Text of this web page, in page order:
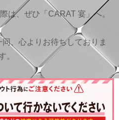
は、ぜひ「CARAT 宴」へ。
、心よりお待ちしておりま
。